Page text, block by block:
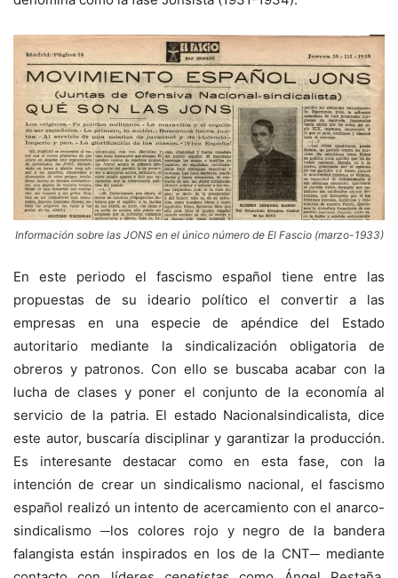
Información sobre las JONS en el único número de El Fascio (marzo-1933)
En este periodo el fascismo español tiene entre las
propuestas de su ideario político el convertir a las
empresas en una especie de apéndice del Estado
autoritario mediante la sindicalización obligatoria de
obreros y patronos. Con ello se buscaba acabar con la
lucha de clases y poner el conjunto de la economía al
servicio de la patria. El estado Nacionalsindicalista, dice
este autor, buscaría disciplinar y garantizar la producción.
Es interesante destacar como en esta fase, con la
intención de crear un sindicalismo nacional, el fascismo
español realizó un intento de acercamiento con el anarco-
sindicalismo ─­los colores rojo y negro de la bandera
falangista están inspirados en los de la CNT─ mediante